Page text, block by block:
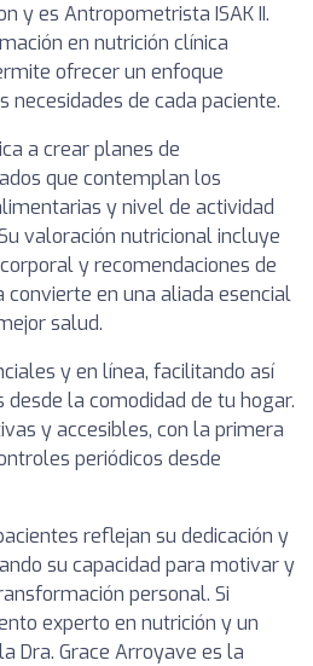
y es Antropometrista ISAK II.
en nutrición clínica
ofrecer un enfoque
de cada paciente.
a crear planes de
que contemplan los
y nivel de actividad
valoración nutricional incluye
y recomendaciones de
en una aliada esencial
salud.
y en línea, facilitando así
desde la comodidad de tu hogar.
y accesibles, con la primera
periódicos desde
reflejan su dedicación y
su capacidad para motivar y
personal. Si
experto en nutrición y un
Dra. Grace Arroyave es la